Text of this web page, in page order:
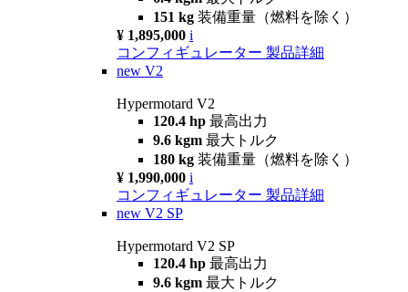
151 kg 装備重量（燃料を除く）
¥ 1,895,000 i
コンフィギュレーター 製品詳細
new V2
Hypermotard V2
120.4 hp 最高出力
9.6 kgm 最大トルク
180 kg 装備重量（燃料を除く）
¥ 1,990,000 i
コンフィギュレーター 製品詳細
new V2 SP
Hypermotard V2 SP
120.4 hp 最高出力
9.6 kgm 最大トルク